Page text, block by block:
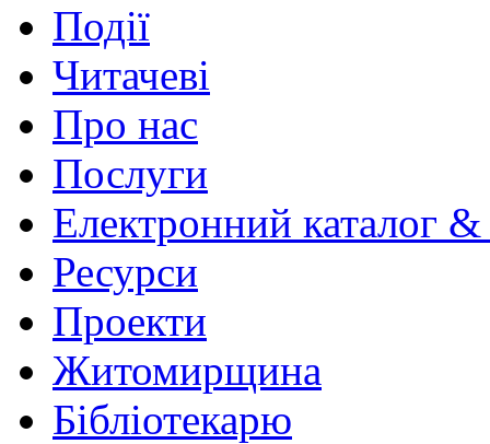
Події
Читачеві
Про нас
Послуги
Електронний каталог
Ресурси
Проекти
Житомирщина
Бібліотекарю